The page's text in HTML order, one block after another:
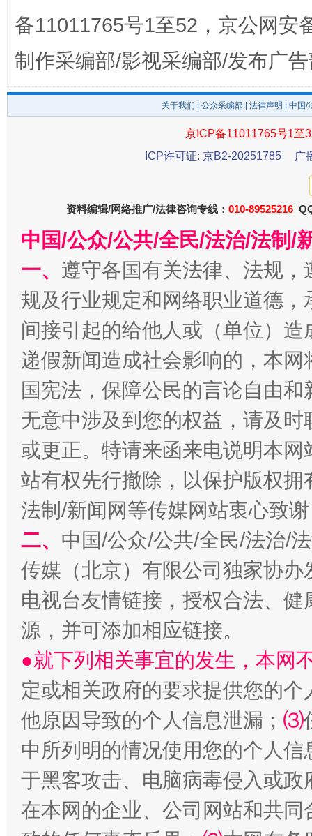
东山县通报“牛蛙产品抗生素超标问题” 法
千年窑火 生生不息 一
揭开“小金库”的免责幌子
受贿1.44亿！段成刚被判无期
全民健身五年计划来了！等你上场
备11011765号1至52，京公网安
制作采编部/影视采编部/发布广
关于我们 公众采编部 法律声明 | 中国
京ICP备11011765号1至
ICP许可证: 京B2-20251785
广
资料编辑/网络推广/法律咨询专线： 010-89525216
中国/公众/公共/全民/法治/法制/
一、 遵守各国有关法律、法规
规及行业规定和网络职业道德
间接引起的给他人或（单位）
递假新闻造成社会影响的，本
国宪法，保障公民的言论自由
无意中涉及到您的权益，请及
或更正。特请来函来电说明本
站有权先行撤除，以保护版权
法制/新闻网等传媒网站衷心致
二、 中国/公众/公共/全民/法治/
传媒（北京）有限公司独家协
电视台友情链接，授权合法、
源，并可添加相应链接。
●就下列相关事宜的发生，本网
定或相关政府的要求提供您的个
他原因导致的个人信息泄漏； ⑶
中所列明的情况使用您的个人
于黑客攻击、电脑病毒侵入或
在本网的企业、公司网站和共